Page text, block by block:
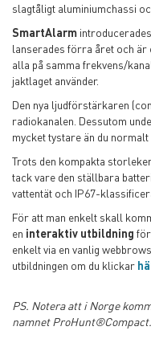
slagtåligt aluminiumchassi
SmartAlarm
lanserades förra året och
alla på samma frekvens/
jaktlaget använder.
Den nya ljudförstärkaren
radiokanalen. Dessutom
mycket tystare än du normalt
Trots den kompakta
tack vare den ställbara
vattentät och IP67-
För att man enkelt skall
en interaktiv utbildning
enkelt via en vanlig
utbildningen om du klickar
PS. Notera att i Norge
namnet